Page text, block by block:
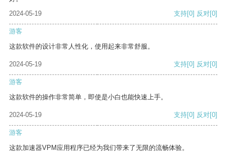
2024-05-19
支持[0] 反对[0]
游客
这款软件的设计非常人性化，使用起来非常舒服。
2024-05-19 支持[0] 反对[0]
游客
这款软件的操作非常简单，即使是小白也能快速上手。
2024-05-19 支持[0] 反对[0]
游客
这款加速器VPM应用程序已经为我们带来了无限的流畅体验。